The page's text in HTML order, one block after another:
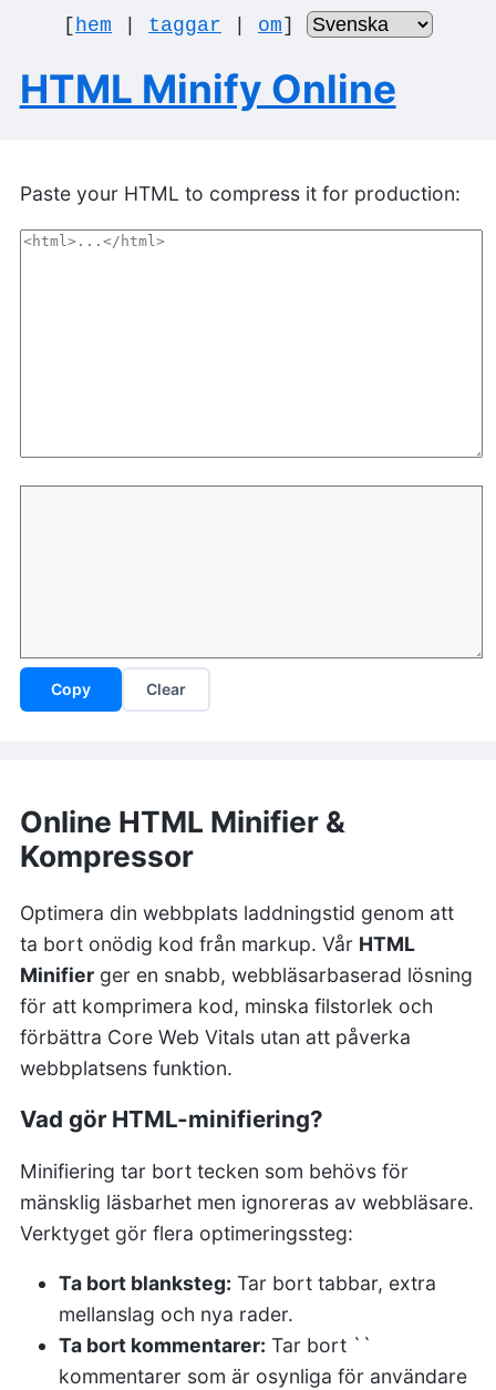
[ hem taggar om]
HTML Minify Online
Paste your HTML to compress it for production:
Copy Clear
Online HTML Minifier &
Kompressor
Optimera din webbplats laddningstid genom att
ta bort onödig kod från markup. Vår HTML
Minifierger en snabb, webbläsarbaserad lösning
för att komprimera kod, minska filstorlek och
förbättra Core Web Vitals utan att påverka
webbplatsens funktion.
Vad gör HTML-minifiering?
Minifiering tar bort tecken som behövs för
mänsklig läsbarhet men ignoreras av webbläsare.
Verktyget gör flera optimeringssteg:
Ta bort blanksteg: Tar bort tabbar, extra
mellanslag och nya rader.
Ta bort kommentarer: Tar bort ``
kommentarer som är osynliga för användare